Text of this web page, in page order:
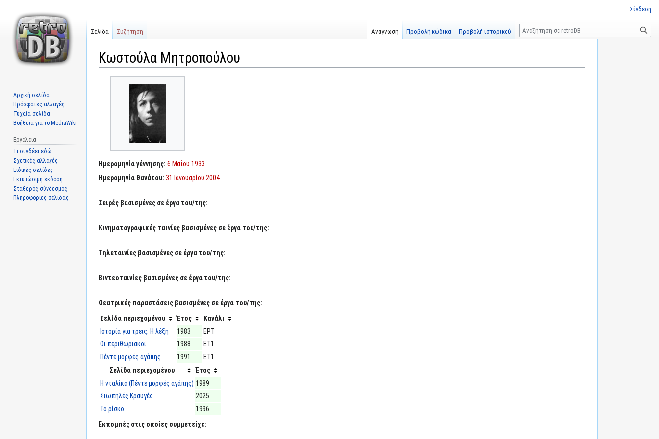
Κωστούλα Μητροπούλου
Ημερομηνία γέννησης: 6 Μαΐου 1933
Ημερομηνία θανάτου: 31 Ιανουαρίου 2004
Σειρές βασισμένες σε έργα του/της:
Κινηματογραφικές ταινίες βασισμένες σε έργα του/της:
Τηλεταινίες βασισμένες σε έργα του/της:
Βιντεοταινίες βασισμένες σε έργα του/της:
Θεατρικές παραστάσεις βασισμένες σε έργα του/της:
Σελίδα περιεχομένου
Έτος
Κανάλι
Ιστορία για τρεις: Η λέξη
1983
ΕΡΤ
Οι περιθωριακοί
1988
ΕΤ1
Πέντε μορφές αγάπης
1991
ΕΤ1
Σελίδα περιεχομένου
Έτος
Η νταλίκα (Πέντε μορφές αγάπης) 1989
Σιωπηλές Κραυγές
2025
Το ρίσκο
1996
Εκπομπές στις οποίες συμμετείχε:
Σύνδεση
Σελίδα Συζήτηση Ανάγνωση Προβολή κώδικα Προβολή ιστορικού
Αναζήτηση
Αρχική σελίδα
Πρόσφατες αλλαγές
Τυχαία σελίδα
Βοήθεια για το MediaWiki
Εργαλεία
Τι συνδέει εδώ
Σχετικές αλλαγές
Ειδικές σελίδες
Εκτυπώσιμη έκδοση
Σταθερός σύνδεσμος
Πληροφορίες σελίδας